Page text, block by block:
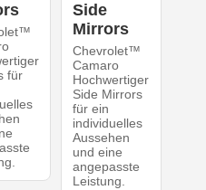
für
Side
Mirrors
Chevrolet™
Camaro
Hochwertiger
Side Mirrors
für ein
individuelles
Aussehen
und eine
angepasste
Leistung.